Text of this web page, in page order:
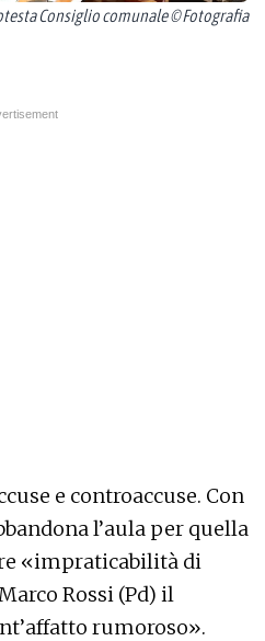
Consiglio comunale © Fotografia
e controaccuse. Con
l’aula per quella
«impraticabilità di
Rossi (Pd) il
rumoroso».